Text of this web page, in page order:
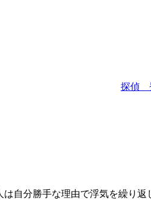
探偵
自分勝手な理由で浮気を繰り